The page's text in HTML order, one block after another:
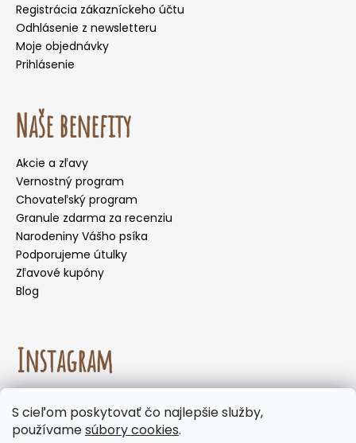
S cieľom poskytovať čo najlepšie služby,
používamesúbory cookies.
mesiacov neodporúčame voliť doručenie do
samoobslužných boxov, kde môžu byť zásielky
Registrácia zákazníckeho účtu
Odhlásenie z newsletteru
Moje objednávky
Prihlásenie
Naše benefity
Akcie a zľavy
Vernostný program
Chovateľský program
Granule zdarma za recenziu
Narodeniny Vášho psíka
Podporujeme útulky
Zľavové kupóny
Blog
Instagram
Sledovať na Instagrame